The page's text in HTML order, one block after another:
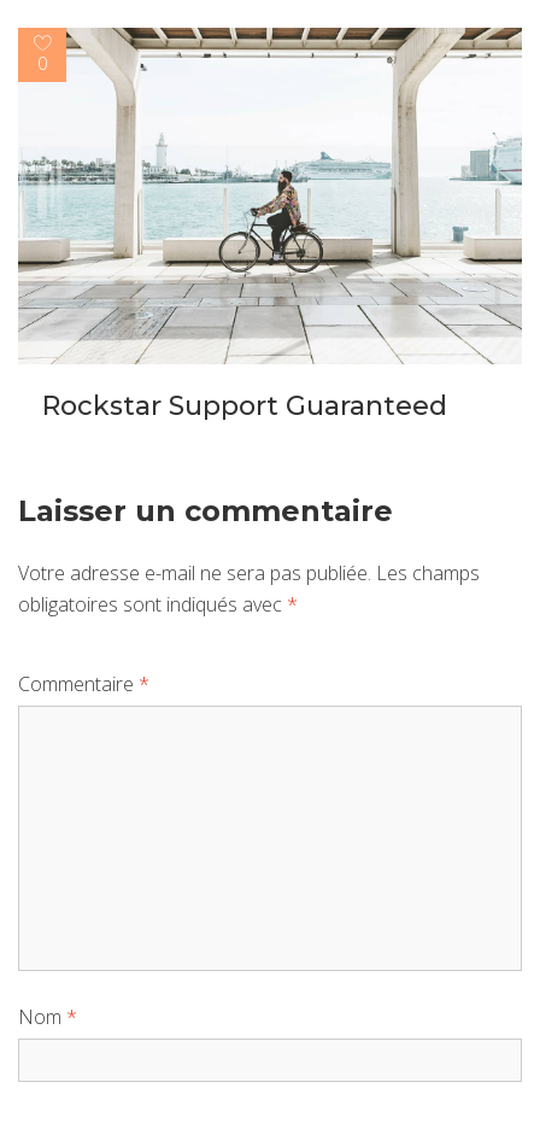
0
Rockstar Support Guaranteed
Laisser un commentaire
Votre adresse e-mail ne sera pas publiée. Les champs
obligatoires sont indiqués avec *
Commentaire *
Nom *